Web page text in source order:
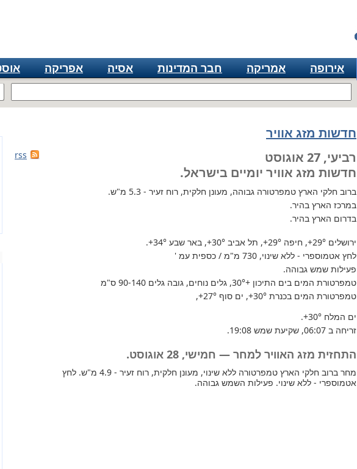
אירופה אמריקה חבר המדינות אסיה אפריקה
חדשות מזג אוויר
rss
רביעי, 27 אוגוסט
חדשות מזג אוויר יומיים בישראל.
ברוב חלקי הארץ טמפרטורה גבוהה, מעונן חלקית, רוח זעיר - 5.3 מ"ש.
במרכז הארץ בהיר.
בדרום הארץ בהיר.
ירושלים +29°, חיפה +29°, תל אביב +30°, באר שבע +34°
.
לחץ אטמוספרי - ללא שינוי, 730 מ"מ / כספית עמ '
פעילות שמש גבוהה.
טמפרטורת המים בים התיכון +30°
, גלים נוחים, גובה גלים 90-140 ס"מ
טמפרטורת המים בכנרת +30°, ים סוף +27°
,
ים המלח +30°
.
זריחה ב 06:07, שקיעת שמש 19:08.
התחזית מזג האוויר למחר — חמישי, 28 אוגוסט.
מחר ברוב חלקי הארץ טמפרטורה ללא שינוי, מעונן חלקית, רוח זעיר - 4.9 מ"ש. לחץ
אטמוספרי - ללא שינוי. פעילות השמש גבוהה.